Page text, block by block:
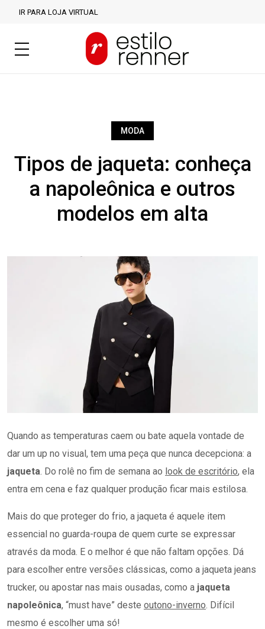
IR PARA LOJA VIRTUAL
MODA
Tipos de jaqueta: conheça
a napoleônica e outros
modelos em alta
Quando as temperaturas caem ou bate aquela vontade de
dar um up no visual, tem uma peça que nunca decepciona: a
jaqueta. Do rolê no fim de semana ao look de escritório, ela
entra em cena e faz qualquer produção ficar mais estilosa.
Mais do que proteger do frio, a jaqueta é aquele item
essencial no guarda-roupa de quem curte se expressar
através da moda. E o melhor é que não faltam opções. Dá
para escolher entre versões clássicas, como a jaqueta jeans
trucker, ou apostar nas mais ousadas, como a jaqueta
napoleônica, “must have” deste outono-inverno. Difícil
mesmo é escolher uma só!